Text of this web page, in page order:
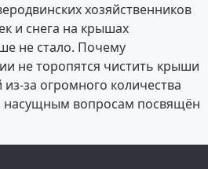
хозяйственников
и снега на крышах
не стало. Почему
не торопятся чистить крыши
за огромного количества
насущным вопросам посвящён